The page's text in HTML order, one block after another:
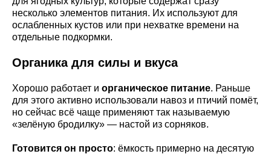
несколько элементов питания. Их используют для
ослабленных кустов или при нехватке времени на
отдельные подкормки.
Органика для силы и вкуса
Хорошо работает и органическое питание. Раньше
для этого активно использовали навоз и птичий помёт,
но сейчас всё чаще применяют так называемую
«зелёную бродилку» — настой из сорняков.
Готовится он просто: ёмкость примерно на десятую